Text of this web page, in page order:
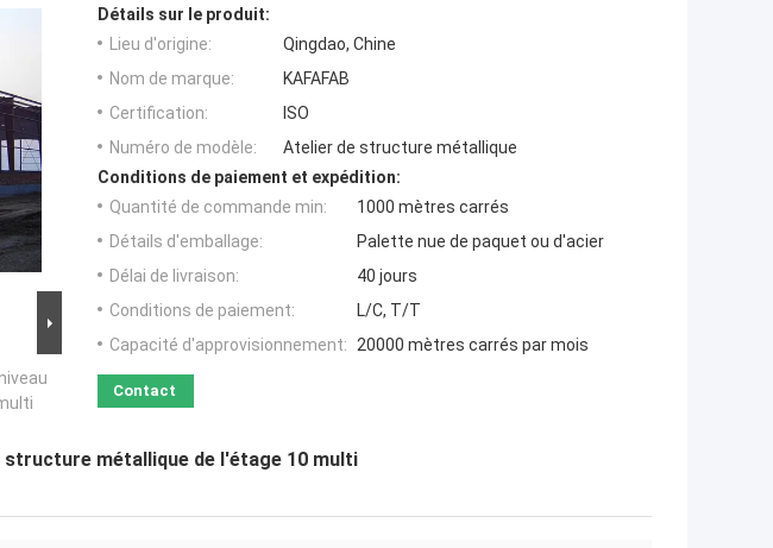
Détails sur le produit:
Lieu d'origine:
Qingdao, Chine
Nom de marque:
KAFAFAB
Certification:
ISO
Numéro de modèle:
Atelier de structure métallique
Conditions de paiement et expédition:
Quantité de commande min:
1000 mètres carrés
Détails d'emballage:
Palette nue de paquet ou d'acier
Délai de livraison:
40 jours
Conditions de paiement:
L/C, T/T
Capacité d'approvisionnement: 20000 mètres carrés par mois
Contact
structure métallique de l'étage 10 multi